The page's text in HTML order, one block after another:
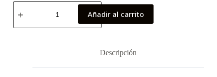
Añadir al carrito
Descripción